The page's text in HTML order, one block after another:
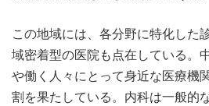
この地域には、各分野に特化した
域密着型の医院も点在している。
や働く人々にとって身近な医療機
割を果たしている。内科は一般的